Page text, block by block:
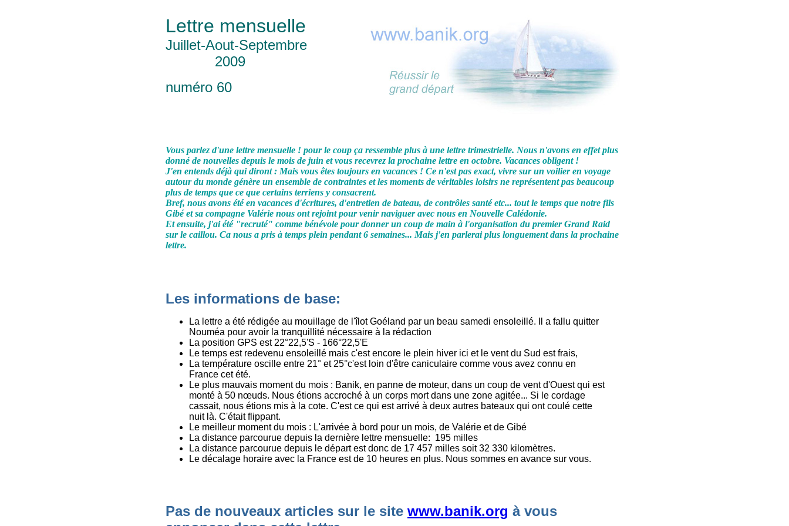
Lettre mensuelle
Juillet-Aout-Septembre
2009
numéro 60
Vous parlez d'une lettre mensuelle ! pour le coup ça ressemble plus à une lettre trimestrielle. Nous n'avons en effet plus
donné de nouvelles depuis le mois de juin et vous recevrez la prochaine lettre en octobre. Vacances obligent !
J'en entends déjà qui diront : Mais vous êtes toujours en vacances ! Ce n'est pas exact, vivre sur un voilier en voyage
autour du monde génère un ensemble de contraintes et les moments de véritables loisirs ne représentent pas beaucoup
plus de temps que ce que certains terriens y consacrent.
Bref, nous avons été en vacances d'écritures, d'entretien de bateau, de contrôles santé etc... tout le temps que notre fils
Gibé et sa compagne Valérie nous ont rejoint pour venir naviguer avec nous en Nouvelle Calédonie.
Et ensuite, j'ai été "recruté" comme bénévole pour donner un coup de main à l'organisation du premier Grand Raid
sur le caillou. Ca nous a pris à temps plein pendant 6 semaines... Mais j'en parlerai plus longuement dans la prochaine
lettre.
Les informations de base:
La lettre a été rédigée au mouillage de l'îlot Goéland par un beau samedi ensoleillé. Il a fallu quitter
Nouméa pour avoir la tranquillité nécessaire à la rédaction
La position GPS est 22°22,5'S - 166°22,5'E
Le temps est redevenu ensoleillé mais c'est encore le plein hiver ici et le vent du Sud est frais,
La température oscille entre 21° et 25°c'est loin d'être caniculaire comme vous avez connu en
France cet été.
Le plus mauvais moment du mois : Banik, en panne de moteur, dans un coup de vent d'Ouest qui est
monté à 50 nœuds. Nous étions accroché à un corps mort dans une zone agitée... Si le cordage
cassait, nous étions mis à la cote. C'est ce qui est arrivé à deux autres bateaux qui ont coulé cette
nuit là. C'était flippant.
Le meilleur moment du mois : L'arrivée à bord pour un mois, de Valérie et de Gibé
La distance parcourue depuis la dernière lettre mensuelle: 195 milles
La distance parcourue depuis le départ est donc de 17 457 milles soit 32 330 kilomètres.
Le décalage horaire avec la France est de 10 heures en plus. Nous sommes en avance sur vous.
Pas de nouveaux articles sur le site www.banik.org à vous